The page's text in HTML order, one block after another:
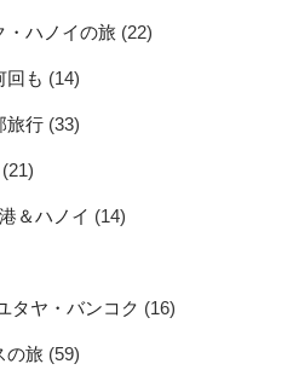
・ハノイの旅 (22)
回も (14)
旅行 (33)
(21)
＆ハノイ (14)
タヤ・バンコク (16)
の旅 (59)